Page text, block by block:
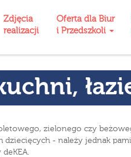
Zdjęcia
realizacji
Oferta dla Biur
i Przedszkoli
zielonego czy
- należy jednak